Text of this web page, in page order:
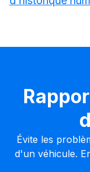
Évite les
d'un véhicule.